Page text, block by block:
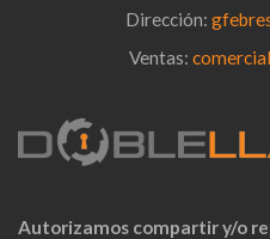
Dirección:
Ventas:
Autorizamos compartir y/o